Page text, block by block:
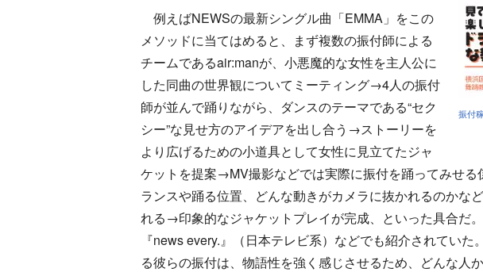
振付
例えばNEWSの最新シングル曲「EMMA」をこの
メソッドに当てはめると、まず複数の振付師による
チームであるair:manが、小悪魔的な女性を主人公に
した同曲の世界観についてミーティング→4人の振付
師が並んで踊りながら、ダンスのテーマである“セク
シー”な見せ方のアイデアを出し合う→ストーリーを
より広げるための小道具として女性に見立てたジャ
ケットを提案→MV撮影などでは実際に振付を踊ってみせ
ランスや踊る位置、どんな動きがカメラに抜かれるのかな
れる→印象的なジャケットプレイが完成、といった具合だ
『news every.』（日本テレビ系）などでも紹介されてい
る彼らの振付は、物語性を強く感じさせるため、どんな人